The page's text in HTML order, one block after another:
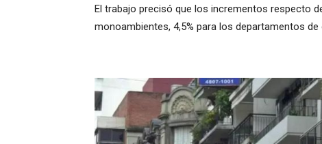
El trabajo precisó que los incrementos respecto
monoambientes, 4,5% para los departamentos